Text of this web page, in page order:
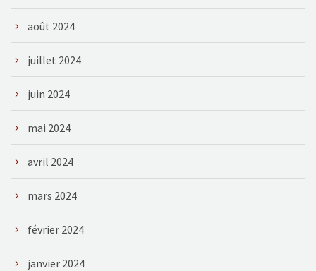
août 2024
juillet 2024
juin 2024
mai 2024
avril 2024
mars 2024
février 2024
janvier 2024